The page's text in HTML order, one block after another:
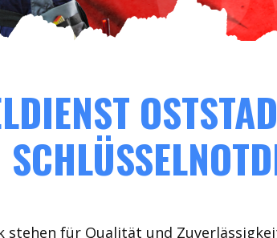
stehen für Qualität und